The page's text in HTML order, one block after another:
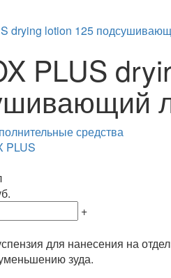
PLUS
средства
PLUS
+
для нанесения на
зуда.